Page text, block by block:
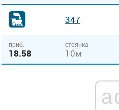
347
приб.
18.58
стоянка
10м